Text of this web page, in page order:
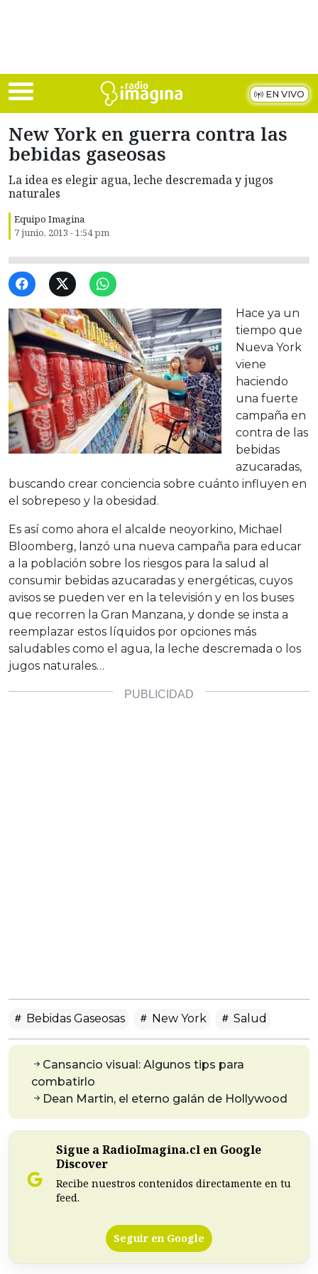
EN VIVO
New York en guerra contra las
bebidas gaseosas
La idea es elegir agua, leche descremada y jugos
naturales
Equipo Imagina
7 junio, 2013 - 1:54 pm
Hace ya un
tiempo que
Nueva York
viene
haciendo
una fuerte
campaña en
contra de las
bebidas
azucaradas,
buscando crear conciencia sobre cuánto influyen en
el sobrepeso y la obesidad.
Es así como ahora el alcalde neoyorkino, Michael
Bloomberg, lanzó una nueva campaña para educar
a la población sobre los riesgos para la salud al
consumir bebidas azucaradas y energéticas, cuyos
avisos se pueden ver en la televisión y en los buses
que recorren la Gran Manzana, y donde se insta a
reemplazar estos líquidos por opciones más
saludables como el agua, la leche descremada o los
jugos naturales…
Bebidas Gaseosas New York Salud
Cansancio visual: Algunos tips para
combatirlo
Dean Martin, el eterno galán de Hollywood
Sigue a RadioImagina.cl en Google
Discover
Recibe nuestros contenidos directamente en tu
feed.
Seguir en Google